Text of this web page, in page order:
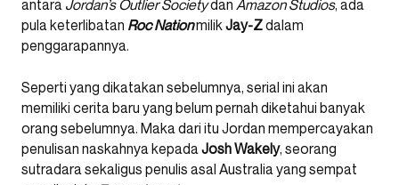
antara Jordan’s Outlier Societydan Amazon Studios, ada
pula keterlibatan Roc NationmilikJay-Zdalam
penggarapannya.
Seperti yang dikatakan sebelumnya, serial ini akan
memiliki cerita baru yang belum pernah diketahui banyak
orang sebelumnya. Maka dari itu Jordan mempercayakan
penulisan naskahnya kepadaJosh Wakely, seorang
sutradara sekaligus penulis asal Australia yang sempat